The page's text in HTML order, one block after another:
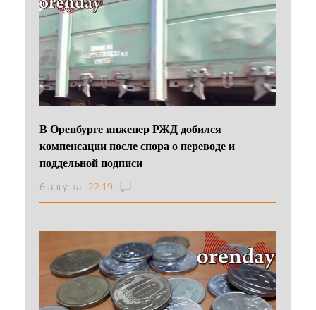
В Оренбурге инженер РЖД добился
компенсации после спора о переводе и
поддельной подписи
6 августа 22:19